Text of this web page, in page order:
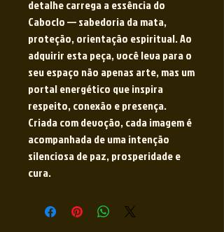
detalhe carrega a essência do
Caboclo — sabedoria da mata,
proteção, orientação espiritual. Ao
adquirir esta peça, você leva para o
seu espaço não apenas arte, mas um
portal energético que inspira
respeito, conexão e presença.
Criada com devoção, cada imagem é
acompanhada de uma intenção
silenciosa de paz, prosperidade e
cura.